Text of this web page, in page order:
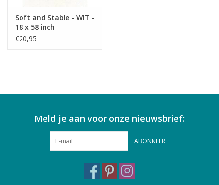
Soft and Stable - WIT -
18 x 58 inch
€20,95
Meld je aan voor onze nieuwsbrief:
ABONNEER